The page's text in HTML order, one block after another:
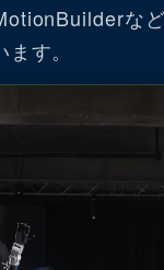
な
す。